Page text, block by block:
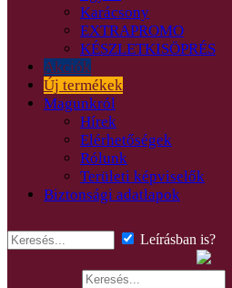
Karácsony
EXTRAPROMO
KÉSZLETKISÖPRÉS
Akciók
Új termékek
Magunkról
Hírek
Elérhetőségek
Rólunk
Területi képviselők
Biztonsági adatlapok
Leírásban is?